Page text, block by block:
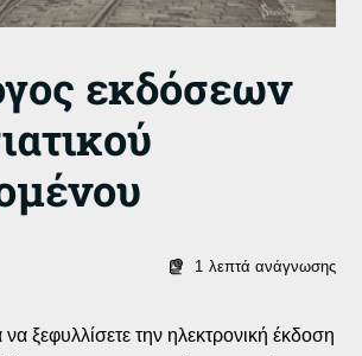
εκδόσεων
1 λεπτά ανάγνωσης
ξεφυλλίσετε την ηλεκτρονική έκδοση